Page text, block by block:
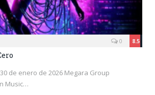
8.5
0
de enero de 2026 Megara Group
Music…